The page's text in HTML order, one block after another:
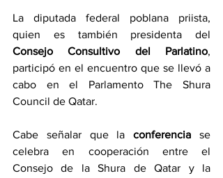
La diputada federal poblana priista,
Consejo Consultivo del Parlatino,
participó en el encuentro que se llevó a
cabo en el Parlamento The Shura
Council de Qatar.
Cabe señalar que la conferencia se
celebra en cooperación entre el
Consejo de la Shura de Qatar y la